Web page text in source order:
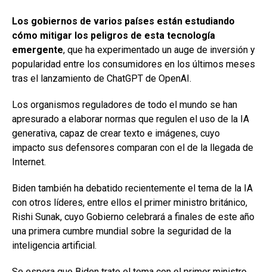
Los gobiernos de varios países están estudiando
cómo mitigar los peligros de esta tecnología
emergente, que ha experimentado un auge de inversión y
popularidad entre los consumidores en los últimos meses
tras el lanzamiento de ChatGPT de OpenAI.
Los organismos reguladores de todo el mundo se han
apresurado a elaborar normas que regulen el uso de la IA
generativa, capaz de crear texto e imágenes, cuyo
impacto sus defensores comparan con el de la llegada de
Internet.
Biden también ha debatido recientemente el tema de la IA
con otros líderes, entre ellos el primer ministro británico,
Rishi Sunak, cuyo Gobierno celebrará a finales de este año
una primera cumbre mundial sobre la seguridad de la
inteligencia artificial.